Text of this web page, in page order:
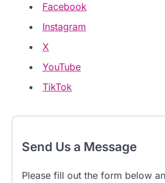
Facebook
Instagram
X
YouTube
TikTok
Send Us a Message
Please fill out the form below